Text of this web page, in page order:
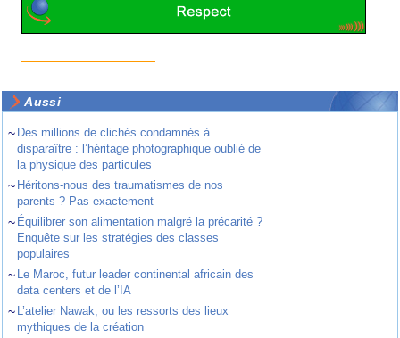
Aussi
~ Des millions de clichés condamnés à
disparaître : l’héritage photographique oublié de
la physique des particules
~ Héritons-nous des traumatismes de nos
parents ? Pas exactement
~ Équilibrer son alimentation malgré la précarité ?
Enquête sur les stratégies des classes
populaires
~ Le Maroc, futur leader continental africain des
data centers et de l’IA
~ L’atelier Nawak, ou les ressorts des lieux
mythiques de la création